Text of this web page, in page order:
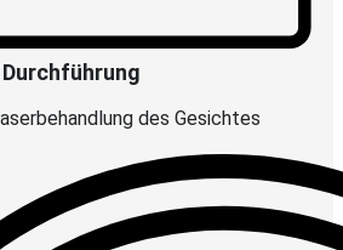
Durchführung
des Gesichtes